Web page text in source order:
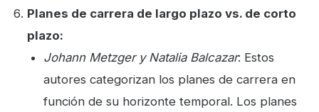
Planes de carrera de largo plazo vs. de corto
plazo:
Johann Metzger y Natalia Balcazar: Estos
autores categorizan los planes de carrera en
función de su horizonte temporal. Los planes